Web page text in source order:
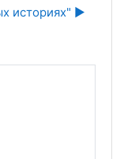
историях" ▶︎